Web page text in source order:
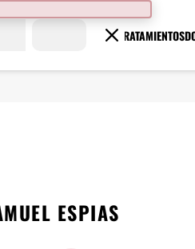
TRATAMIENTOS
ESPIAS